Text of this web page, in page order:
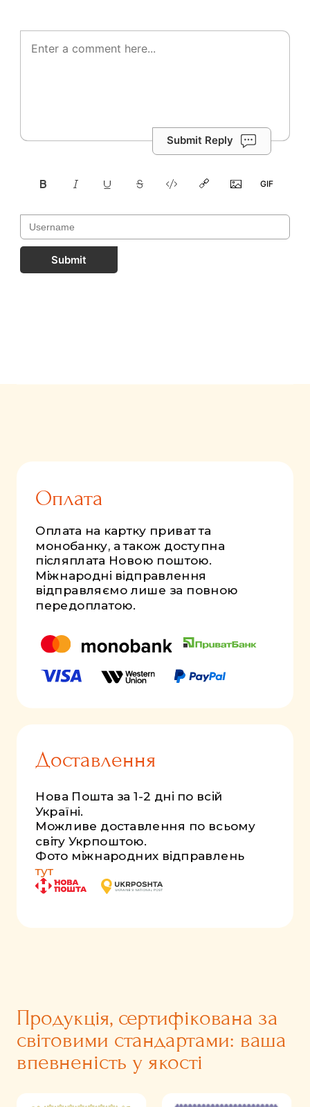
Submit Reply
Submit
Оплата
Оплата на картку приват та
монобанку, а також доступна
післяплата Новою поштою.
Міжнародні відправлення
відправляємо лише за повною
передоплатою.
Нова Пошта за 1-2 дні по всій
Україні.
Можливе доставлення по всьому
світу Укрпоштою.
Фото міжнародних відправлень
тут
Доставлення
Продукція, сертифікована за
світовими стандартами: ваша
впевненість у якості